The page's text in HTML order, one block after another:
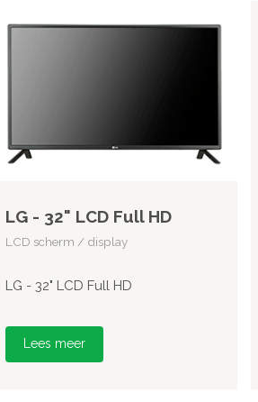
LG - 32" LCD Full HD
LCD scherm / display
LG - 32" LCD Full HD
Lees meer